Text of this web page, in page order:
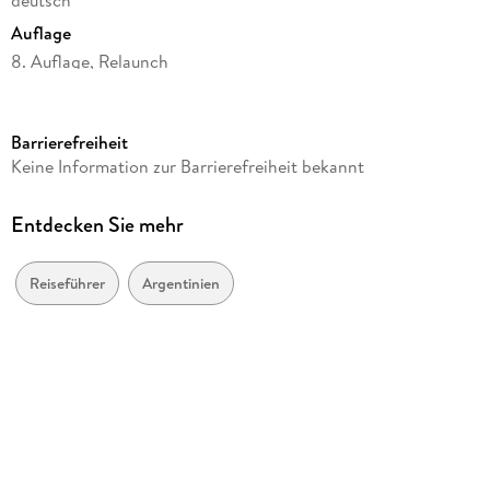
Auflage
8. Auflage, Relaunch
Reihe
Herausgegeben von
Verlag/Hersteller
Mairdumont
Barrierefreiheit
Keine Information zur Barrierefreiheit bekannt
Entdecken Sie mehr
Reiseführer Argentinien